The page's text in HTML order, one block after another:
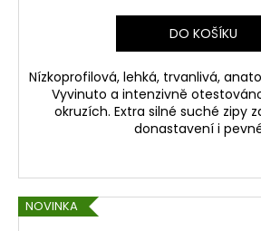
DO KOŠÍKU
Nízkoprofilová, lehká, trvanlivá,
Vyvinuto a intenzivně
okruzích. Extra silné suché zipy
donastavení i
NOVINKA